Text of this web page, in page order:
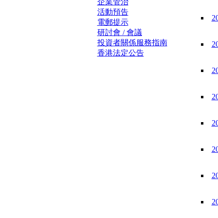
企業管治
活動預告
電郵提示
研討會 / 會議
投資者關係服務指南
香港法定公告